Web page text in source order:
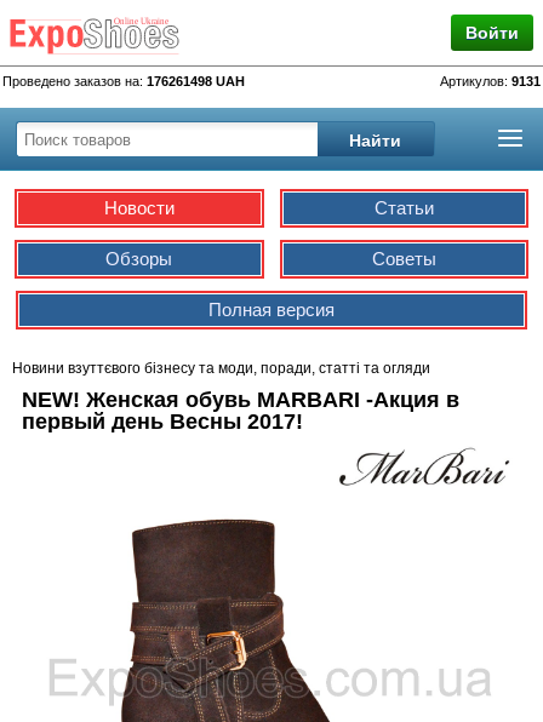
Войти
Проведено заказов на: 176261498 UAH Артикулов: 9131
Новости Статьи
Обзоры Советы
Полная версия
Новини взуттєвого бізнесу та моди, поради, статті та огляди
NEW! Женская обувь MARBARI -Акция в
первый день Весны 2017!